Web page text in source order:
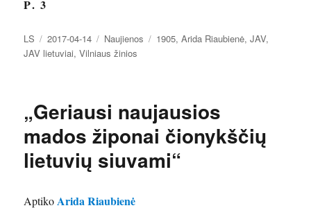
P. 3
Autorius
LS Paskelbta
2017-04-14 Kategorijos
Naujienos Žymos
1905,Arida Riaubienė,JAV,
JAV lietuviai,Vilniaus žinios
„Geriausi naujausios
mados žiponai čionykščių
lietuvių siuvami“
Aptiko Arida Riaubienė